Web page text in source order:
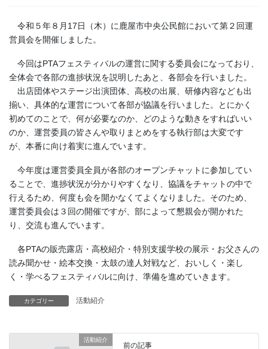
令和５年８月17日（木）に鹿屋市中央公民館において第２回運
営員会を開催しました。
今回はPTAフェスティバルの運営に関する委員会になっており、
全体会で各部の進捗状況を説明したあと、各部会を行いました。
出店団体やステージ出演団体、高校の出展、研修内容なども出
揃い、具体的な運営について各部が協議を行いました。とにかく
初めてのことで、何が必要なのか、どのような動きをすればいい
のか、運営委員の皆さんや取りまとめをする執行部は大変です
が、本番に向け着実に進んでいます。
今年度は運営委員全員が各部のオープンチャットに参加してい
ることで、進捗状況が分かりやすくなり、協議をチャットの中で
行えるため、何度も会を開かなくてよくなりました。そのため、
運営委員会は３回の開催ですが、部によって懇親会が開かれた
り、交流も進んでいます。
各PTAの販売露店・高校紹介・特別支援学校の展示・お父さんの
読み聞かせ・絵本交換・太鼓の達人対戦など、おいしく・楽し
く・学べるフェスティバルに向け、準備を進めていきます。
カテゴリー 活動紹介
活動紹介
前の記事